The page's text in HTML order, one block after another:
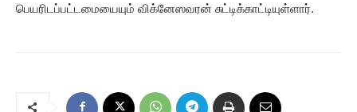
பெயரிடப்பட்டமையையும் விக்னேஸவரன் சுட்டிக்காட்டியுள்ளார்.